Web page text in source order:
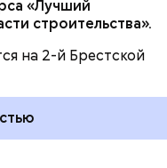
«Лучший
строительства».
на 2-й Брестской
столяры,
и отделке, —